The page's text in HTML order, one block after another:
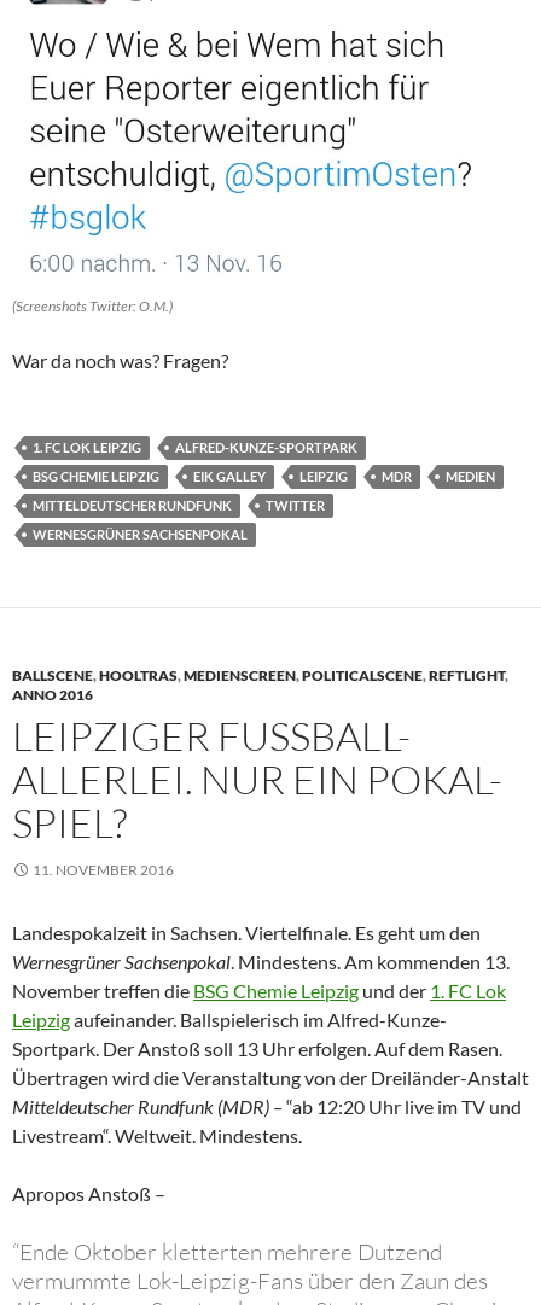
(Screenshots Twitter: O.M.)
War da noch was? Fragen?
1. FC LOK LEIPZIG
ALFRED-KUNZE-SPORTPARK
BSG CHEMIE LEIPZIG
EIK GALLEY LEIPZIG MDR
MEDIEN
MITTELDEUTSCHER RUNDFUNK
TWITTER
WERNESGRÜNER SACHSENPOKAL
BALLSCENE,HOOLTRAS,MEDIENSCREEN,POLITICALSCENE,REFTLIGHT,
ANNO 2016
LEIPZIGER FUSSBALL-A
LLERLEI. NUR EIN POKAL-S
PIEL?
11. NOVEMBER 2016
Landespokalzeit in Sachsen. Viertelfinale. Es geht um den
Wernesgrüner Sachsenpokal. Mindestens. Am kommenden 13.
November treffen die BSG Chemie Leipzig und der 1. FC Lok
Leipzigaufeinander. Ballspielerisch im Alfred-Kunze-
Sportpark. Der Anstoß soll 13 Uhr erfolgen. Auf dem Rasen.
Übertragen wird die Veranstaltung von der Dreiländer-Anstalt
Mitteldeutscher Rundfunk (MDR) –“ab 12:20 Uhr live im TV und
Livestream“. Weltweit. Mindestens.
Apropos Anstoß –
“Ende Oktober kletterten mehrere Dutzend
vermummte Lok-Leipzig-Fans über den Zaun des